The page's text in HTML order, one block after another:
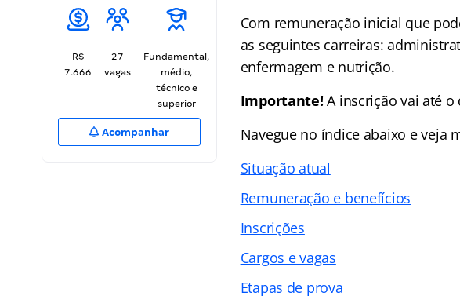
R$
7.666
27
vagas
Fundamental,
médio,
técnico e
superior
Acompanhar
Com remuneração inicial que
as seguintes carreiras:
enfermagem e nutrição.
Importante! A inscrição vai até
Navegue no índice abaixo e veja
Situação atual
Remuneração e benefícios
Inscrições
Cargos e vagas
Etapas de prova